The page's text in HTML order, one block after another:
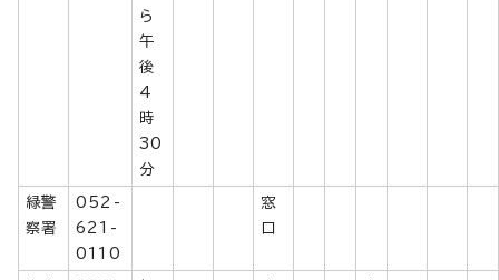
ら
午
後
4
時
30
分
緑警
察署
052-
621-
0110
窓
口